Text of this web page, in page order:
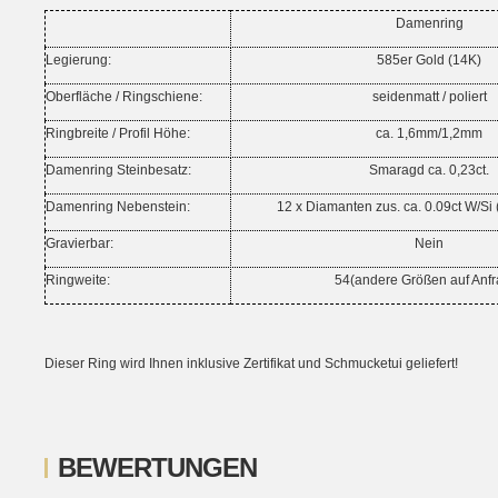
Damenring
Legierung: 585er Gold (14K)
Oberfläche /Ringschiene: seidenmatt / poliert
Ringbreite / Profil Höhe: ca. 1,6mm/1,2mm
Damenring Steinbesatz: Smaragd ca. 0,23ct.
Damenring Nebenstein: 12 x Diamanten zus. ca. 0.09ct W/Si
Gravierbar: Nein
Ringweite: 54(andere Größen auf
Dieser Ring wird Ihnen inklusive Zertifikat und Schmucketui geliefert!
BEWERTUNGEN